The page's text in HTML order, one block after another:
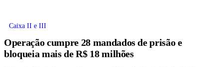
Caixa II e III
Operação cumpre 28 mandados de prisão e
bloqueia mais de R$ 18 milhões